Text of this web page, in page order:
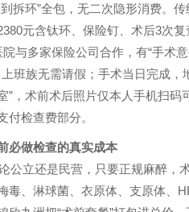
到拆环”全包，无二次隐形消费。
元含钛环、保险钉、术后3次
与多家保险公司合作，有“手术
上班族无需请假；手术当日完成
”，术前术后照片仅本人手机扫
付检查费部分。
必做检查的真实成本
公立还是民营，只要正规麻醉，
毒、淋球菌、衣原体、支原体、